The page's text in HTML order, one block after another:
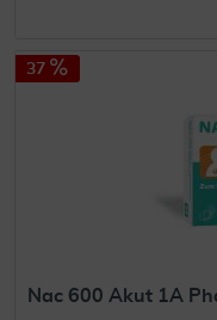
37
Nac 600 Akut 1A